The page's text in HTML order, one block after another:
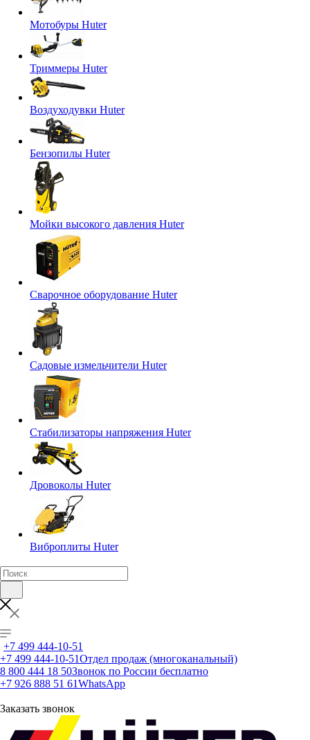
Мотобуры Huter
Триммеры Huter
Воздуходувки Huter
Бензопилы Huter
Мойки высокого давления Huter
Сварочное оборудование Huter
Садовые измельчители Huter
Стабилизаторы напряжения Huter
Дровоколы Huter
Виброплиты Huter
+7 499 444-10-51
+7 499 444-10-51Отдел продаж (многоканальный)
8 800 444 18 50Звонок по России бесплатно
+7 926 888 51 61WhatsApp
Заказать звонок